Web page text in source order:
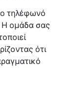
τηλέφωνό
Η ομάδα σας
ότι